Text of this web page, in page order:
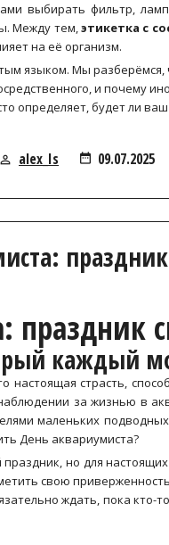
выбирать фильтр,
Между тем,этикетка с
на её организм.
языком. Мы
и почему
определяет, будет ли
alex_Is 09.07.2025
праздник
каждый
настоящая страсть,
за жизнью в
маленьких
День аквариумиста?
но для
свою
ждать, пока